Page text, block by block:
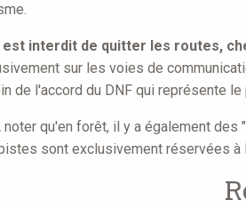
est interdit de quitter les routes,
sur les voies de
de l'accord du DNF qui représente
noter qu'en forêt, il y a également des "
sont exclusivement réservées